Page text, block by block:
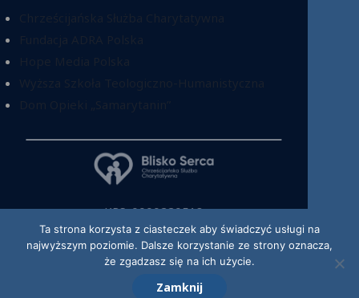
KRS: 0000220518
Ta strona korzysta z ciasteczek aby świadczyć usługi na
najwyższym poziomie. Dalsze korzystanie ze strony oznacza,
że zgadzasz się na ich użycie.
Zamknij